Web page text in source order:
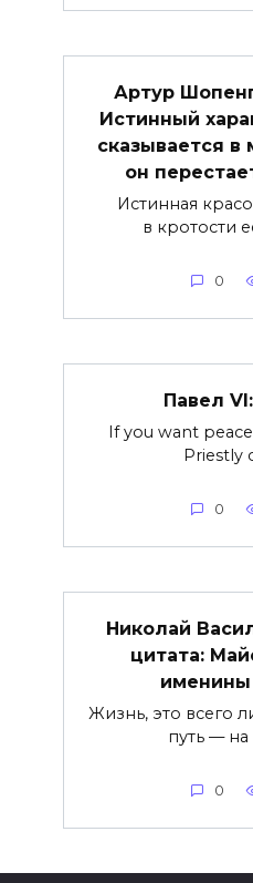
Артур
Истинный
сказывается в
он
Истинная
в кротости
0
Павел
If you want
Priestly
0
Николай
цитата:
Жизнь, это всего
путь —
0